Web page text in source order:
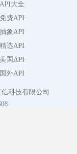
API大全
免费API
抽象API
精选API
美国API
国外API
科技有限公司